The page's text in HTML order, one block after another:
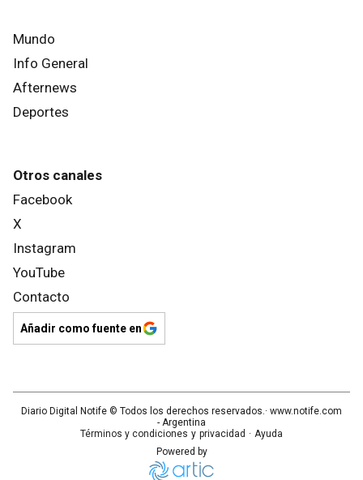
Mundo
Info General
Afternews
Deportes
Otros canales
Facebook
X
Instagram
YouTube
Contacto
Añadir como fuente en
Diario Digital Notife © Todos los derechos reservados.· www.notife.com
- Argentina
Términos y condiciones y privacidad · Ayuda
Powered by